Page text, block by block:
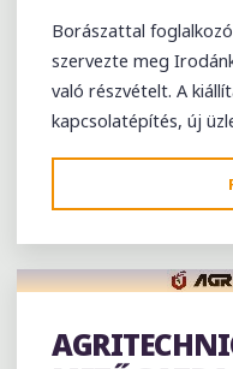
Borászattal
szervezte meg
való részvételt. A
kapcsolatépítés, új
Exhibition